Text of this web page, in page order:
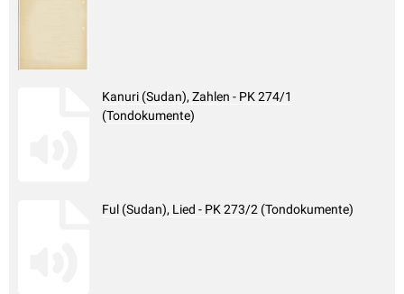
Kanuri (Sudan), Zahlen - PK 274/1
(Tondokumente)
Ful (Sudan), Lied - PK 273/2 (Tondokumente)